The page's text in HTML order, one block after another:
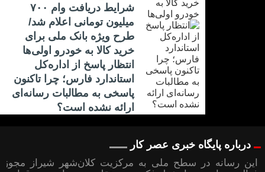
شرایط دریافت وام ۷۰۰
میلیون تومانی اعلام شد/
طرح ویژه بانک ملی برای
خرید کالا به خودرو اولی‌ها
انتظار پاسخ از اداره‌کل
استاندارد فارس؛ چرا تاکنون
پاسخی به مطالبات رسانه‌ای
ارائه نشده است؟
درباره پایگاه خبری عصر کار
این رسانه در سطح ملی به مرکزیت کلان‌شهر شیراز مجوز